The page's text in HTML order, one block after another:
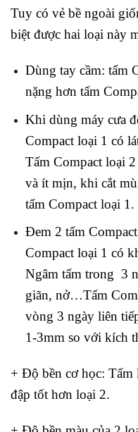
Tuy có vẻ bề ngoài
biệt được hai loại này
Dùng tay cầm: tấm
nặng hơn tấm
Khi dùng máy cưa
Compact loại 1 có
Tấm Compact loại
và ít mịn, khi cắt
tấm Compact loại 1.
Đem 2 tấm
Compact loại 1 có
Ngâm tấm trong 3
giãn, nở…Tấm
vòng 3 ngày liên
1-3mm so với kích
+ Độ bền cơ học: Tấm
đập tốt hơn loại 2.